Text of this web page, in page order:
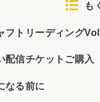
も
フトリーディング
配信チケットご購入
なる前に